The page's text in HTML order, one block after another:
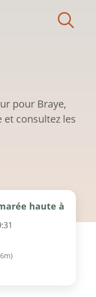
pour Braye,
et consultez les
haute à
)